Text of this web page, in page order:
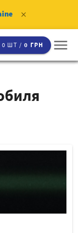
clear
0 ШТ /0 ГРН menu